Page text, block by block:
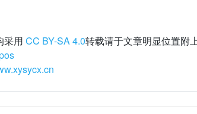
采用 CC BY-SA 4.0转载请于文章明显位置附